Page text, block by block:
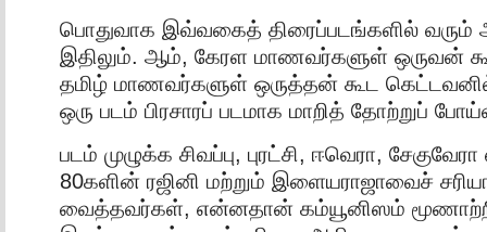
பொதுவாக இவ்வகைத் திரைப்படங்களில் வரும்
இதிலும். ஆம், கேரள மாணவர்களுள் ஒருவன்
தமிழ் மாணவர்களுள் ஒருத்தன் கூட
ஒரு படம் பிரசாரப் படமாக மாறித் தோற்றுப்
படம் முழுக்க சிவப்பு, புரட்சி, ஈவெரா,
80களின் ரஜினி மற்றும் இளையராஜாவைச்
வைத்தவர்கள், என்னதான் கம்யூனிஸம்